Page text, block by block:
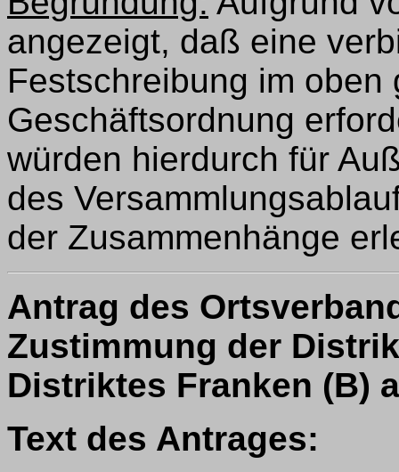
angezeigt, daß eine
Festschreibung im
Geschäftsordnung
würden hierdurch für
des
der Zusammenhänge
Antrag des
Zustimmung der
Distriktes Franken (B)
Text des Antrages: